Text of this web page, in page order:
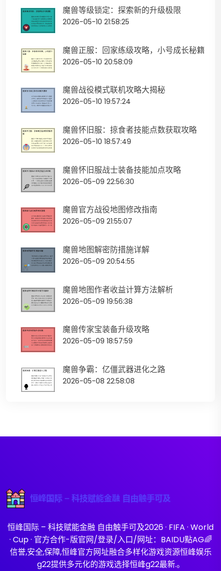
魔兽等级锁定：探索新的升级极限
2026-05-10 21:58:25
魔兽正服：回家练级攻略，小号成长秘籍
2026-05-10 20:58:09
魔兽战役模式联机攻略大揭秘
2026-05-10 19:57:24
魔兽怀旧服：掠食者技能点数获取攻略
2026-05-10 18:57:49
魔兽怀旧服战士装备技能加点攻略
2026-05-09 22:56:30
魔兽官方战役地图修改指南
2026-05-09 21:55:07
魔兽地图解密防措施详解
2026-05-09 20:54:55
魔兽地图作者收益计算方法解析
2026-05-09 19:56:38
魔兽传家宝装备升级攻略
2026-05-09 18:57:59
魔兽争霸：亿僵武器进化之路
2026-05-08 22:58:08
恒峰国际 – 科技赋能金融 自由触手可及2026 · FIFA · World
· Cup · 官方合作-版官网/登录/入口/网址：BAIDU點AG🌈
信誉,安全,保障,恒峰官方网址融合多样化游戏资源恒峰娱乐
g22提供多元化的游戏选择恒峰g22最新.。